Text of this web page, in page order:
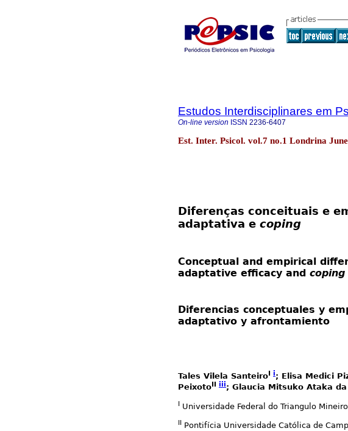
Estudos Interdisciplinares em
On-line version ISSN 2236-6407
Est. Inter. Psicol. vol.7 no.1 Londrina
Diferenças conceituais e
adaptativa e coping
Conceptual and empirical
adaptative efficacy and coping
Diferencias conceptuales y
adaptativo y afrontamiento
Tales Vilela SanteiroI i; Elisa Medici
Peixoto
iii; Glaucia Mitsuko Ataka da
I Universidade Federal do Triangulo Mineiro
Pontifícia Universidade Católica de